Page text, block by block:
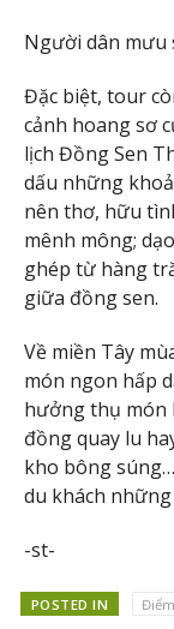
Người dân mưu
Đặc biệt, tour
cảnh hoang sơ
lịch Đồng Sen
dấu những
nên thơ, hữu
mênh mông;
ghép từ hàng
giữa đồng sen.
Về miền Tây
món ngon hấp
hưởng thụ món
đồng quay lu
kho bông
du khách
-st-
POSTED IN